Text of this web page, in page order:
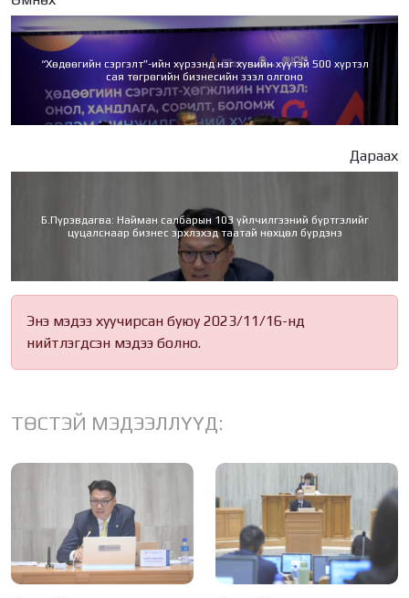
“Хөдөөгийн сэргэлт”-ийн хүрээнд нэг хувийн хүүтэй 500 хүртэл
сая төгрөгийн бизнесийн зээл олгоно
Дараах
Б.Пүрэвдагва: Найман салбарын 103 үйлчилгээний бүртгэлийг
цуцалснаар бизнес эрхлэхэд таатай нөхцөл бүрдэнэ
Энэ мэдээ хуучирсан буюу 2023/11/16-нд
нийтлэгдсэн мэдээ болно.
ТӨСТЭЙ МЭДЭЭЛЛҮҮД: